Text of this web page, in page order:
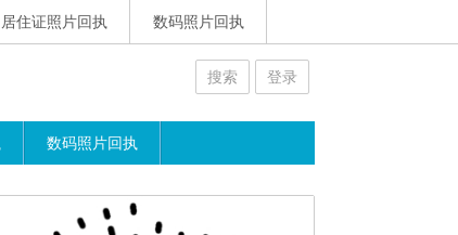
居住证照片回执 数码照片回执
搜索 登录
数码照片回执